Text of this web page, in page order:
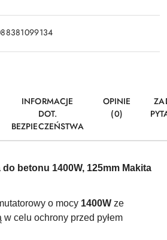
INFORMACJE
DOT.
BEZPIECZEŃSTWA
OPINIE
(0)
betonu 1400W, 125mm Makita
o mocy 1400W ze
celu ochrony przed pyłem